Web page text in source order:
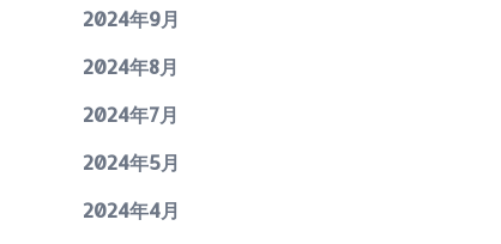
2024年9月
2024年8月
2024年7月
2024年5月
2024年4月